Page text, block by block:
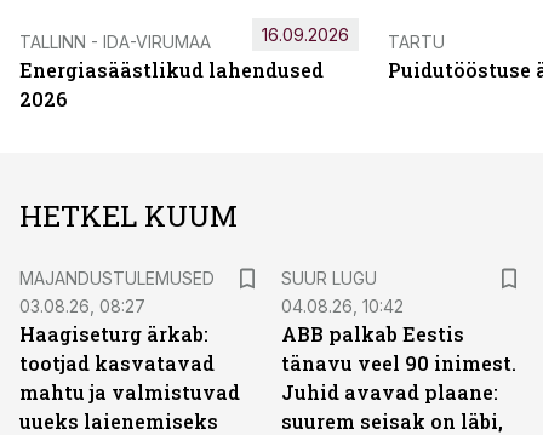
TALLINN - IDA-VIRUMAA
Energiasäästlikud lahendused
2026
16.09.2026 TARTU
Puidutööstuse
HETKEL KUUM
MAJANDUSTULEMUSED
03.08.26, 08:27
Haagiseturg ärkab:
tootjad kasvatavad
mahtu ja valmistuvad
uueks laienemiseks
SUUR LUGU
04.08.26, 10:42
ABB palkab Eestis
tänavu veel 90 inimest.
Juhid avavad plaane:
suurem seisak on läbi,